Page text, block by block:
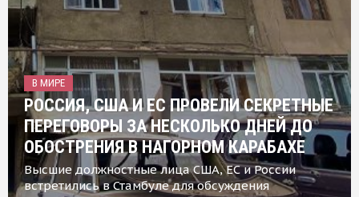
В МИРЕ
РОССИЯ, США И ЕС ПРОВЕЛИ СЕКРЕТНЫЕ
ПЕРЕГОВОРЫ ЗА НЕСКОЛЬКО ДНЕЙ ДО
ОБОСТРЕНИЯ В НАГОРНОМ КАРАБАХЕ
Высшие должностные лица США, ЕС и России
встретились в Стамбуле для обсуждения